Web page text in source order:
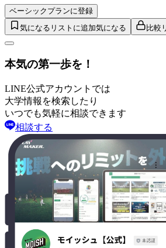
ベーシックプランに登録
気になるリストに追加気になる 比較
本気の第一歩を！
LINE公式アカウントでは
大学情報を検索したり
いつでも気軽に相談できます
相談する